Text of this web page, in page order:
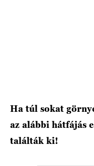
Ha túl sokat
az alábbi hátfájás
találták ki!